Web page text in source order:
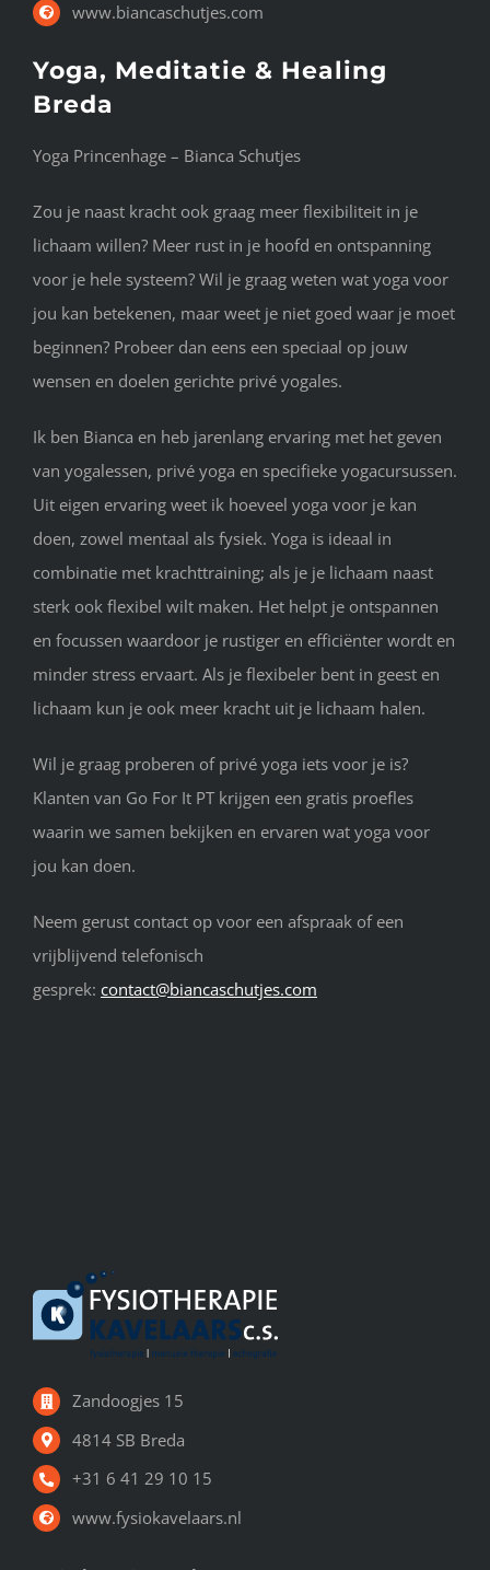
www.biancaschutjes.com
Yoga, Meditatie & Healing
Breda
Yoga Princenhage – Bianca Schutjes
Zou je naast kracht ook graag meer flexibiliteit in je
lichaam willen? Meer rust in je hoofd en ontspanning
voor je hele systeem? Wil je graag weten wat yoga voor
jou kan betekenen, maar weet je niet goed waar je moet
beginnen? Probeer dan eens een speciaal op jouw
wensen en doelen gerichte privé yogales.
Ik ben Bianca en heb jarenlang ervaring met het geven
van yogalessen, privé yoga en specifieke yogacursussen.
Uit eigen ervaring weet ik hoeveel yoga voor je kan
doen, zowel mentaal als fysiek. Yoga is ideaal in
combinatie met krachttraining; als je je lichaam naast
sterk ook flexibel wilt maken. Het helpt je ontspannen
en focussen waardoor je rustiger en efficiënter wordt en
minder stress ervaart. Als je flexibeler bent in geest en
lichaam kun je ook meer kracht uit je lichaam halen.
Wil je graag proberen of privé yoga iets voor je is?
Klanten van Go For It PT krijgen een gratis proefles
waarin we samen bekijken en ervaren wat yoga voor
jou kan doen.
Neem gerust contact op voor een afspraak of een
vrijblijvend telefonisch
gesprek: contact@biancaschutjes.com
Zandoogjes 15
4814 SB Breda
+31 6 41 29 10 15
www.fysiokavelaars.nl